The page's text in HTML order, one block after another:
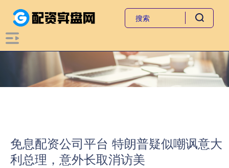
免息配资公司平台 特朗普疑似嘲讽意大
利总理，意外长取消访美